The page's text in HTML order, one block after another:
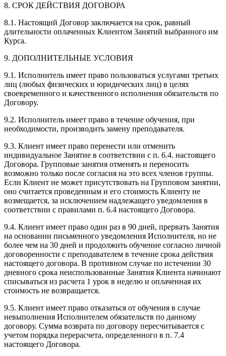
8. СРОК ДЕЙСТВИЯ ДОГОВОРА
8.1. Настоящий Договор заключается на срок, равный
длительности оплаченных Клиентом Занятий выбранного им
Курса.
9. ДОПОЛНИТЕЛЬНЫЕ УСЛОВИЯ
9.1. Исполнитель имеет право пользоваться услугами третьих
лиц (любых физических и юридических лиц) в целях
своевременного и качественного исполнения обязательств по
Договору.
9.2. Исполнитель имеет право в течение обучения, при
необходимости, производить замену преподавателя.
9.3. Клиент имеет право перенести или отменить
индивидуальное Занятие в соответствии с п. 6.4. настоящего
Договора. Групповые занятия отменять и переносить
возможно только после согласия на это всех членов группы.
Если Клиент не может присутствовать на Групповом занятии,
оно считается проведенным и его стоимость Клиенту не
возмещается, за исключением надлежащего уведомления в
соответствии с правилами п. 6.4 настоящего Договора.
9.4. Клиент имеет право один раз в 90 дней, прервать Занятия
на основании письменного уведомления Исполнителя, но не
более чем на 30 дней и продолжить обучение согласно личной
договоренности с преподавателем в течение срока действия
настоящего договора. В противном случае по истечении 30
дневного срока неиспользованные Занятия Клиента начинают
списываться из расчета 1 урок в неделю и оплаченная их
стоимость не возвращается.
9.5. Клиент имеет право отказаться от обучения в случае
невыполнения Исполнителем обязательств по данному
договору. Сумма возврата по договору пересчитывается с
учетом порядка перерасчета, определенного в п. 7.4
настоящего Договора.